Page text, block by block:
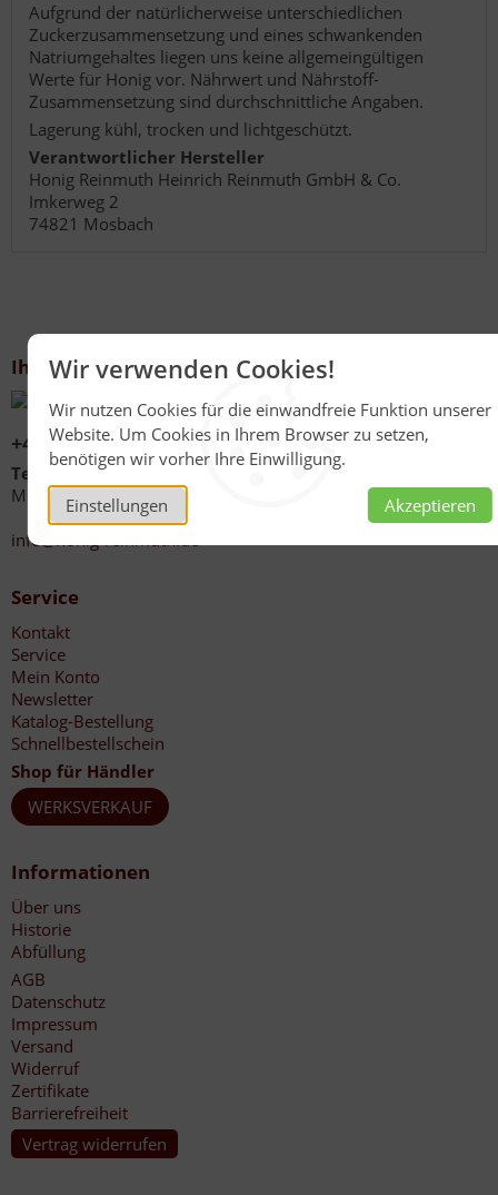
Wir verwenden Cookies!
Wir nutzen Cookies für die einwandfreie Funktion unserer
Website. Um Cookies in Ihrem Browser zu setzen,
benötigen wir vorher Ihre Einwilligung.
Einstellungen Akzeptieren
Aufgrund der natürlicherweise unterschiedlichen
Zuckerzusammensetzung und eines schwankenden
Natriumgehaltes liegen uns keine allgemeingültigen
Werte für Honig vor. Nährwert und Nährstoff-
Zusammensetzung sind durchschnittliche Angaben.
Lagerung kühl, trocken und lichtgeschützt.
Verantwortlicher Hersteller
Honig Reinmuth Heinrich Reinmuth GmbH & Co.
Imkerweg 2
74821 Mosbach
Ihr Kontakt zu uns
+49 (0)6267 1021
Telefonzeiten
Mo - Fr 08:00 - 12:00 Uhr
13:30 - 17:00 Uhr
info@honig-reinmuth.de
Service
Kontakt
Service
Mein Konto
Newsletter
Katalog-Bestellung
Schnellbestellschein
Shop für Händler
WERKSVERKAUF
Informationen
Über uns
Historie
Abfüllung
AGB
Datenschutz
Impressum
Versand
Widerruf
Zertifikate
Barrierefreiheit
Vertrag widerrufen